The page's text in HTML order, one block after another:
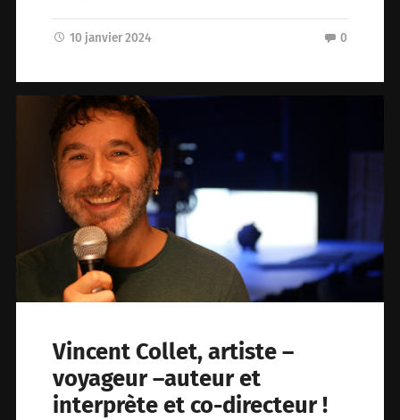
10 janvier 2024 0
Vincent Collet, artiste –
voyageur –auteur et
interprète et co-directeur !